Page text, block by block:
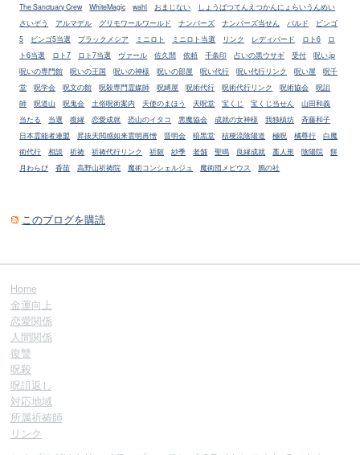
The Sanctuary Crew
WhiteMagic wahl おまじない
しょうばつてんえつかんにょらいうんめい
さいぞう
アルマデル グリモワールワールド ナンバーズ ナンバーズ当せん バルド
ビンゴ
5
ビンゴ5当選 ブラックメシア ミニロト ミニロト当選 リンク レディバード ロト6
ロ
ト6当選
ロト7 ロト7当選 ヴァール 佐久間 依頼 千条印 占いの黒ウサギ 受付
呪い.jp
呪いの専門館
呪いの王国 呪いの神様 呪いの部屋 呪い代行 呪い代行リンク 呪い屋
呪千
堂
呪学会 呪文の館 呪殺専門霊媒師 呪縛屋 呪術代行 呪術代行リンク 呪術協会
呪詛
師
呪道山 呪鬼会 土俗呪術案内 天使のまほう 天呪堂 宝くじ 宝くじ当せん
山田和義
当たる
当選 復縁 恋愛成就 恐山のイタコ 悪魔協会 成就の女神様 我独槙坊
斉藤和子
日本霊能者連盟
昇抜天閲感如来雲明再憎 晋明会 暗黒堂 桔梗流陰陽道 極呪 橘尊行
白魔
術代行
相談 祈祷 祈祷代行リンク 祈願 紗季 老舗 聖鳴 良縁成就 藁人形 陰陽院
餅
月わらび
香苗 高野山祈祷院 魔術コンシェルジュ 魔術団メビウス 鴉の社
このブログを購読
Home
金運向上
恋愛関係
人間関係
復讐
呪殺
呪詛返し
対応地域
所属祈祷師
リンク